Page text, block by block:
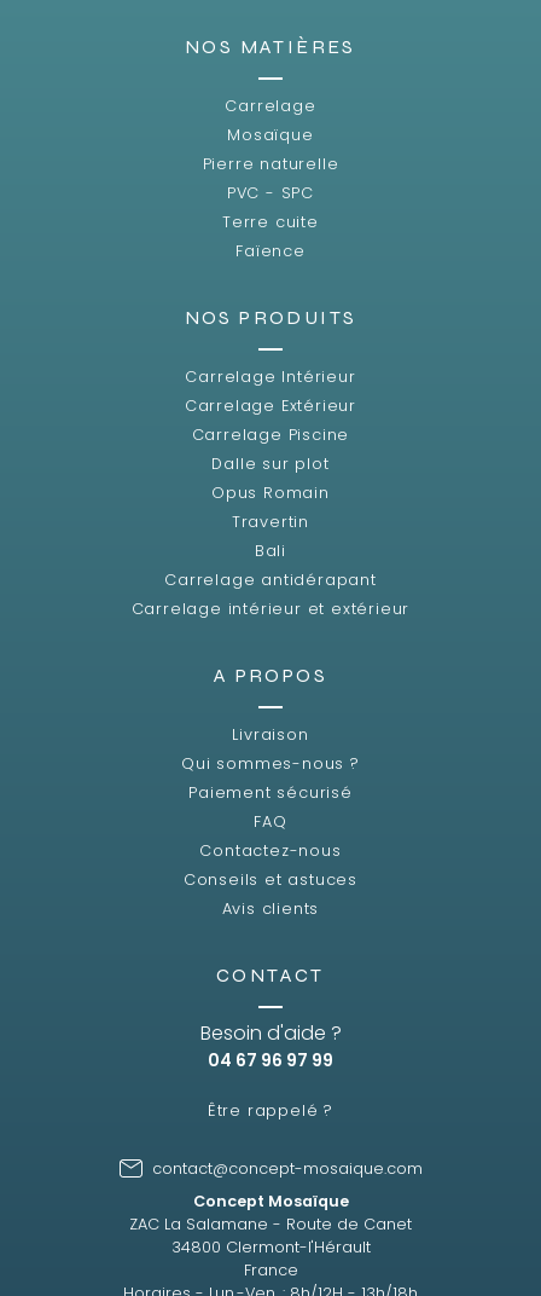
NOS MATIÈRES
Carrelage
Mosaïque
Pierre naturelle
PVC - SPC
Terre cuite
Faïence
NOS PRODUITS
Carrelage Intérieur
Carrelage Extérieur
Carrelage Piscine
Dalle sur plot
Opus Romain
Travertin
Bali
Carrelage antidérapant
Carrelage intérieur et extérieur
A PROPOS
Livraison
Qui sommes-nous ?
Paiement sécurisé
FAQ
Contactez-nous
Conseils et astuces
Avis clients
CONTACT
Besoin d'aide ?
04 67 96 97 99
Être rappelé ?
contact@concept-mosaique.com
Concept Mosaïque
ZAC La Salamane - Route de Canet
34800 Clermont-l'Hérault
France